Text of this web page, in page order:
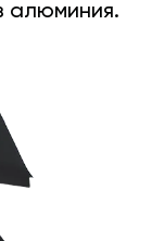
алюминия.